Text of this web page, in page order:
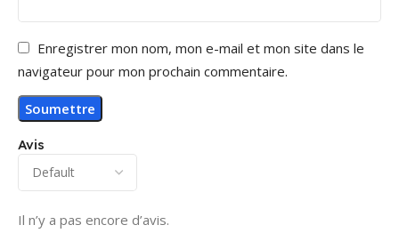
Avis
Il n’y a pas encore d’avis.
Enregistrer mon nom, mon e-mail et mon site dans le
navigateur pour mon prochain commentaire.